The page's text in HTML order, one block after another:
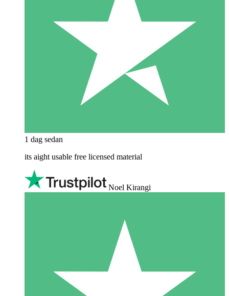
1 dag sedan
its aight usable free licensed material
Noel Kirangi